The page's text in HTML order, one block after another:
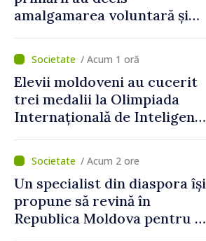
amalgamarea voluntară și
pentru investiții. Igor
Grosu: „Este important să
depășim blocajele și să dăm o
șansă localităților să se
dezvolte”
/ Acum 1 oră
Elevii moldoveni au cucerit
trei medalii la Olimpiada
Internațională de Inteligență
/ Acum 2 ore
Un specialist din diaspora își
propune să revină în
Republica Moldova pentru a